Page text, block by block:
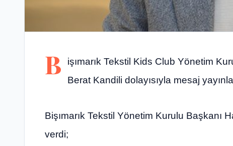
B
işımarık Tekstil Kids Club Yönetim
Berat Kandili dolayısıyla mesaj
Bişımarık Tekstil Yönetim Kurulu Başkanı
verdi;